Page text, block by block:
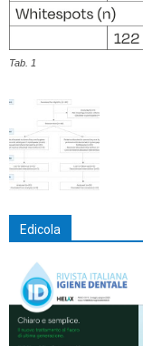
Tab. 1
Edicola